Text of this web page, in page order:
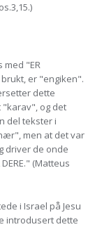
"ER
brukt, er "engiken".
dette
"karav", og det
del tekster i
men at det var
driver de onde
(Matteus
i Israel på Jesu
introdusert dette